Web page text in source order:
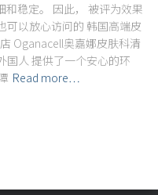
稳定。 因此， 被评为效果
可以放心访问的 韩国高端皮
Oganacell奥嘉娜皮肤科清
国人 提供了一个安心的环
Read more…